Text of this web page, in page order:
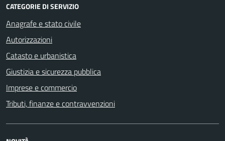
CATEGORIE DI SERVIZIO
Anagrafe e stato civile
Autorizzazioni
Catasto e urbanistica
Giustizia e sicurezza pubblica
Imprese e commercio
Tributi, finanze e contravvenzioni